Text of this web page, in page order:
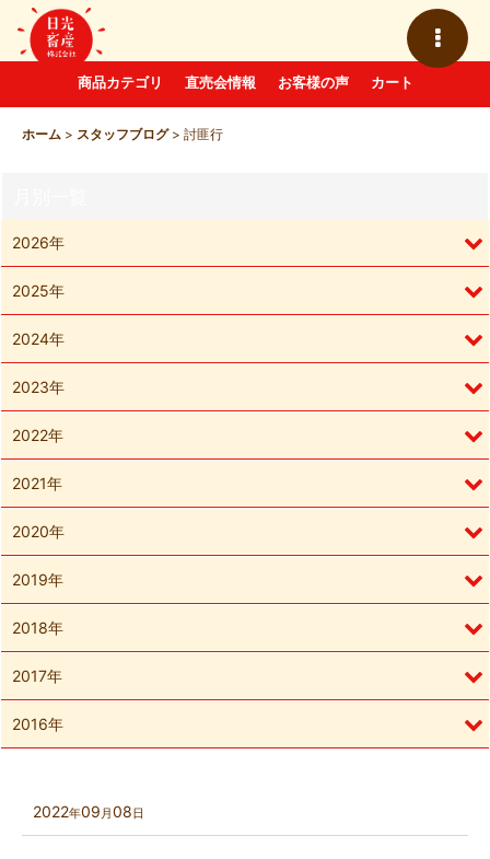
商品カテゴリ 直売会情報 お客様の声 カート
ホーム > スタッフブログ > 討匪行
2022年09 月08日
2026年
2025年
2024年
2023年
2022年
2021年
2020年
2019年
2018年
2017年
2016年